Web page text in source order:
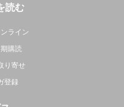
読む
ライン
購読
り寄せ
登録